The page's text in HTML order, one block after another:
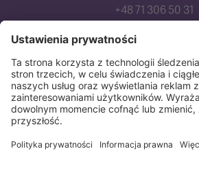
+48 71 306 50 31
Doradztwo techniczne
Serwis techniczny
+48 71 306 50 51